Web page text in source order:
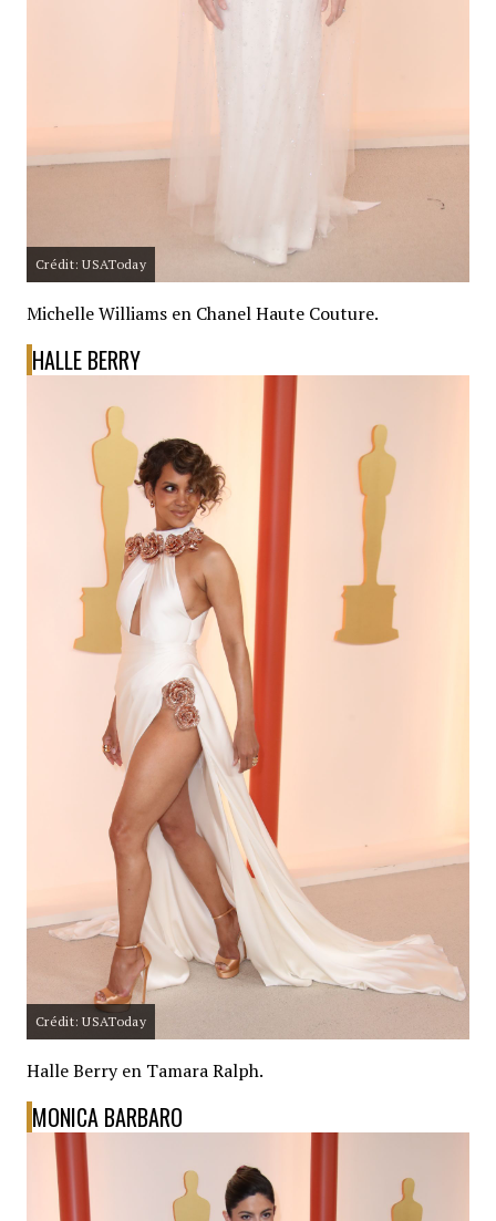
Crédit: USAToday
Michelle Williams en Chanel Haute Couture.
HALLE BERRY
Crédit: USAToday
Halle Berry en Tamara Ralph.
MONICA BARBARO